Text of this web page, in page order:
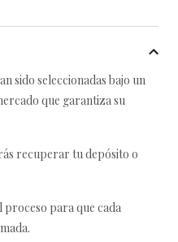
sido seleccionadas bajo un
que garantiza su
recuperar tu depósito o
proceso para que cada